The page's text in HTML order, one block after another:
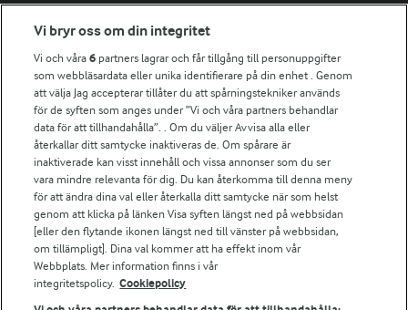
Fler Arlasajter
För ägare
Arlas kundportal
Arla.com
Falbygdens Ost
Arla webbshop
Bildbank
Följ oss
Vi bryr oss om din integritet
Vi och våra6 partners lagrar och får tillgång till personuppgifter
som webbläsardata eller unika identifierare på din enhet . Genom
att välja Jag accepterar tillåter du att spårningstekniker används
för de syften som anges under ”Vi och våra partners behandlar
data för att tillhandahålla”. . Om du väljer Avvisa alla eller
återkallar ditt samtycke inaktiveras de. Om spårare är
inaktiverade kan visst innehåll och vissa annonser som du ser
vara mindre relevanta för dig. Du kan återkomma till denna meny
för att ändra dina val eller återkalla ditt samtycke när som helst
genom att klicka på länken Visa syften längst ned på webbsidan
[eller den flytande ikonen längst ned till vänster på webbsidan,
om tillämpligt]. Dina val kommer att ha effekt inom vår
Webbplats. Mer information finns i vår
integritetspolicy. Cookiepolicy